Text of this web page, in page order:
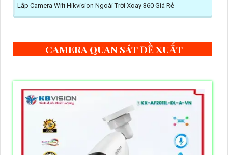
Lắp Camera Wifi Hikvision Ngoài Trời Xoay 360 Giá Rẻ
CAMERA QUAN SÁT ĐỀ XUẤT